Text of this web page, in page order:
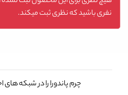
نفری باشید که نظری ثبت میکند.
چرم پاندورا را در شبکه های